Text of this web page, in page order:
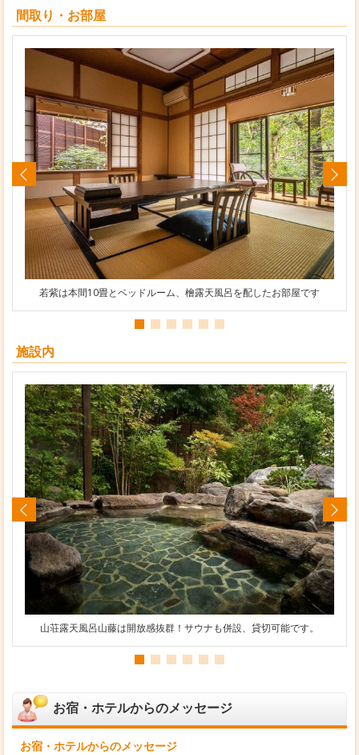
間取り・お部屋
若紫は本間10畳とベッドルーム、檜露天風呂を配したお部屋です
施設内
山荘露天風呂山藤は開放感抜群！サウナも併設、貸切可能です。
お宿・ホテルからのメッセージ
お宿・ホテルからのメッセージ